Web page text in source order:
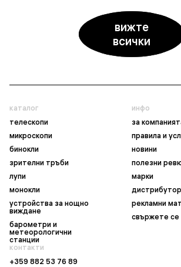
вижте
всички
каталог
телескопи
микроскопи
бинокли
зрителни тръби
лупи
монокли
устройства за нощно
виждане
барометри и
метеорологични
станции
инфо
за
правила и
новини
полезни
марки
рекламни
свържете се
контакти
+359 882 53 76 89